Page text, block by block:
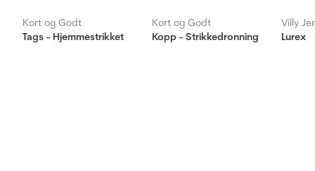
Kort og Godt
Tags - Hjemmestrikket
Kort og Godt
Kopp - Strikkedronning
Villy
Lurex